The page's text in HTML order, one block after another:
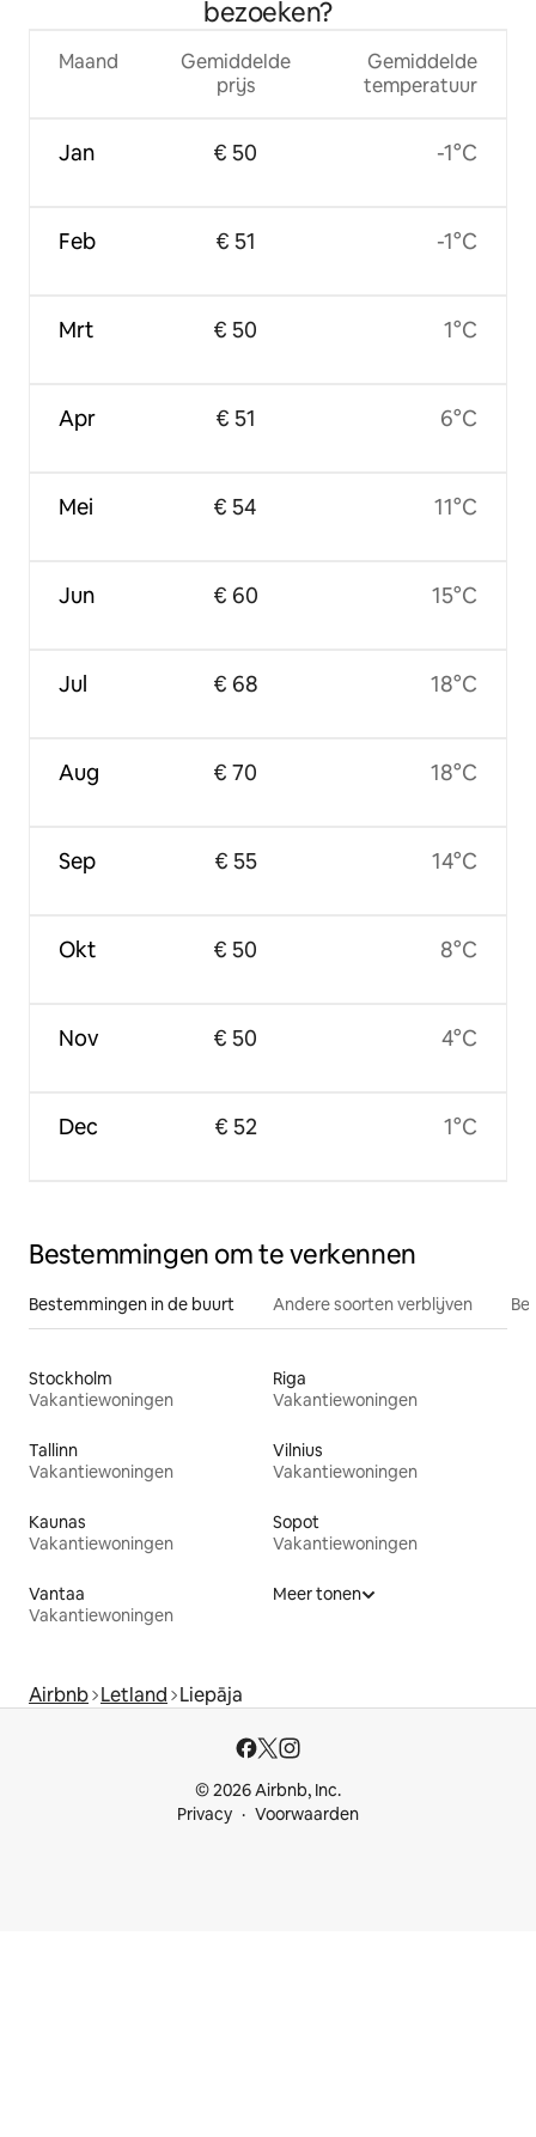
bezoeken?
Maand
Jan
Feb
Mrt
Apr
Mei
Jun
Jul
Aug
Sep
Okt
Nov
Dec
Gemiddelde
prijs
€ 50
€ 51
€ 50
€ 51
€ 54
€ 60
€ 68
€ 70
€ 55
€ 50
€ 50
€ 52
Gemiddelde
temperatuur
-1°C
-1°C
1°C
6°C
11°C
15°C
18°C
18°C
14°C
8°C
4°C
1°C
Bestemmingen om te verkennen
Bestemmingen in de buurt Andere soorten verblijven
Stockholm
Vakantiewoningen
Riga
Vakantiewoningen
Tallinn
Vakantiewoningen
Vilnius
Vakantiewoningen
Kaunas
Vakantiewoningen
Sopot
Vakantiewoningen
Vantaa
Vakantiewoningen
Meer tonen
Airbnb Letland Liepāja
© 2026 Airbnb, Inc.
Privacy
Voorwaarden